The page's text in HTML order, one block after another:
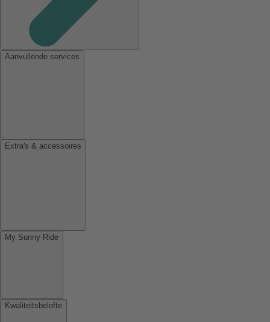
Aanvullende services
Extra's & accessoires
My Sunny Ride
Kwaliteitsbelofte